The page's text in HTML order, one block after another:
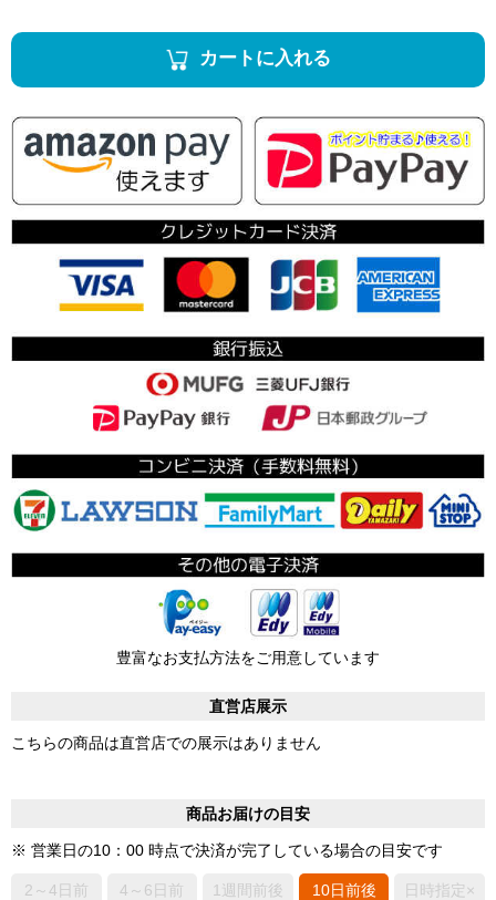
カートに入れる
豊富なお支払方法をご用意しています
直営店展示
こちらの商品は直営店での展示はありません
商品お届けの目安
※ 営業日の10：00 時点で決済が完了している場合の目安です
2～4日前
4～6日前
1週間前後 10日前後 日時指定×